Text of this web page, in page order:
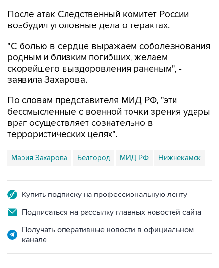
После атак Следственный комитет России
возбудил уголовные дела о терактах.
"С болью в сердце выражаем соболезнования
родным и близким погибших, желаем
скорейшего выздоровления раненым", -
заявила Захарова.
По словам представителя МИД РФ, "эти
бессмысленные с военной точки зрения удары
враг осуществляет сознательно в
террористических целях".
Мария Захарова Белгород МИД РФ Нижнекамск
Купить подписку на профессиональную ленту
Подписаться на рассылку главных новостей сайта
Получать оперативные новости в официальном
канале